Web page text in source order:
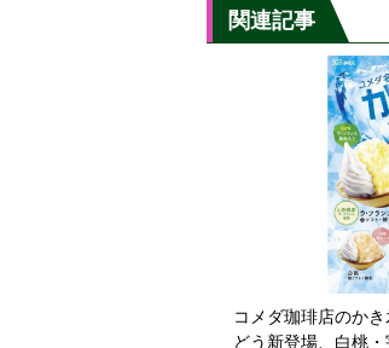
関連記事
コメダ珈琲店のか
どう新登場、白桃